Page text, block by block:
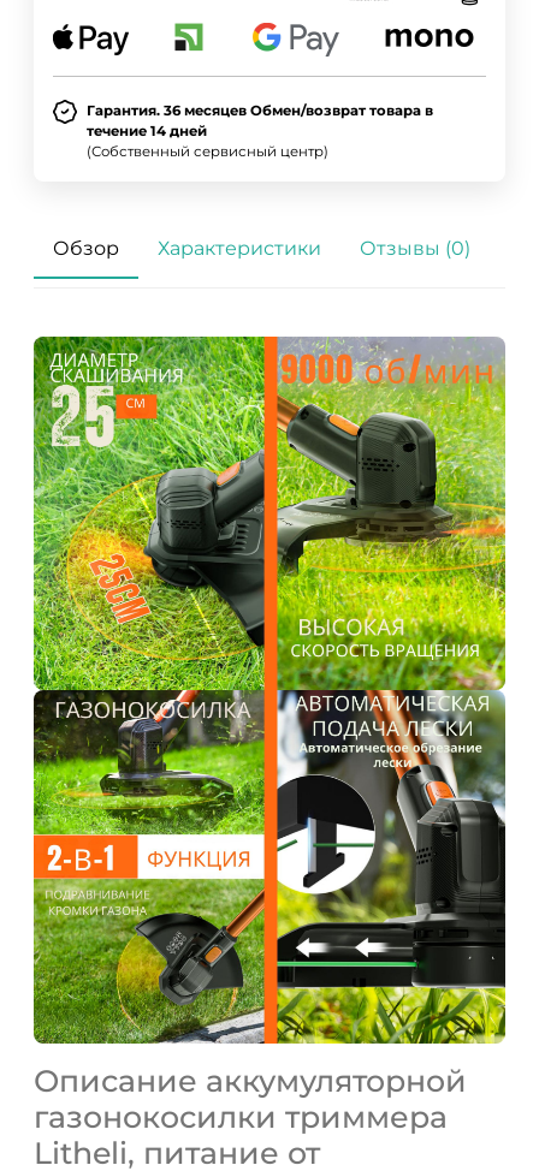
Гарантия. 36 месяцев Обмен/возврат товара в
течение 14 дней
(Собственный сервисный центр)
Обзор Характеристики Отзывы (0)
Описание аккумуляторной
газонокосилки триммера
Litheli, питание от